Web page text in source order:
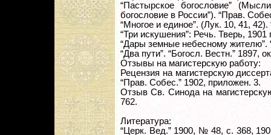
“Пастырское богословие”
богословие в России”). “Прав.
“Многое и единое”. (Лук. 10, 41,
“Три искушения”: Речь. Тверь, 1901
“Дары земные небесному жителю”.
“Два пути”. “Богосл. Вестн.” 1897,
Отзывы на магистерскую работу:
Рецензия на магистерскую
“Прав. Собес.” 1902, приложен. 3.
Отзыв Св. Синода на
762.
Литература:
“Церк. Вед.” 1900, № 48, с. 368,